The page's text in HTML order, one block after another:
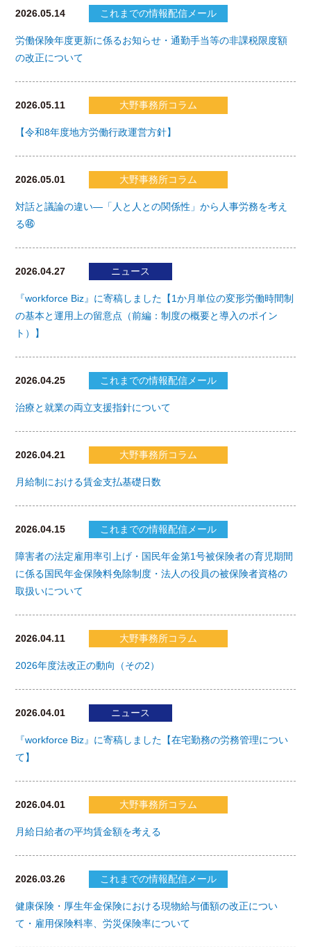
2026.05.14 これまでの情報配信メール
労働保険年度更新に係るお知らせ・通勤手当等の非課税限度額
の改正について
2026.05.11 大野事務所コラム
【令和8年度地方労働行政運営方針】
2026.05.01 大野事務所コラム
対話と議論の違い―「人と人との関係性」から人事労務を考え
る㊻
2026.04.27 ニュース
『workforce Biz』に寄稿しました【1か月単位の変形労働時間制
の基本と運用上の留意点（前編：制度の概要と導入のポイン
ト）】
2026.04.25 これまでの情報配信メール
治療と就業の両立支援指針について
2026.04.21 大野事務所コラム
月給制における賃金支払基礎日数
2026.04.15 これまでの情報配信メール
障害者の法定雇用率引上げ・国民年金第1号被保険者の育児期間
に係る国民年金保険料免除制度・法人の役員の被保険者資格の
取扱いについて
2026.04.11 大野事務所コラム
2026年度法改正の動向（その2）
2026.04.01 ニュース
『workforce Biz』に寄稿しました【在宅勤務の労務管理につい
て】
2026.04.01 大野事務所コラム
月給日給者の平均賃金額を考える
2026.03.26 これまでの情報配信メール
健康保険・厚生年金保険における現物給与価額の改正につい
て・雇用保険料率、労災保険率について